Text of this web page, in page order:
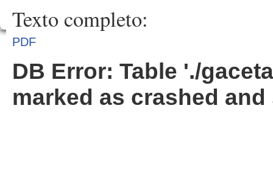
Texto completo:
PDF
DB Error: Table './
marked as crashed